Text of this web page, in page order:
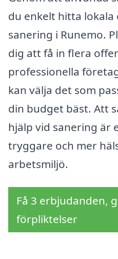
du enkelt hitta
sanering i Runemo.
dig att få in flera
professionella
kan välja det som
din budget bäst. Att
hjälp vid sanering är
tryggare och mer
arbetsmiljö.
Få 3 erbjudanden,
förpliktelser